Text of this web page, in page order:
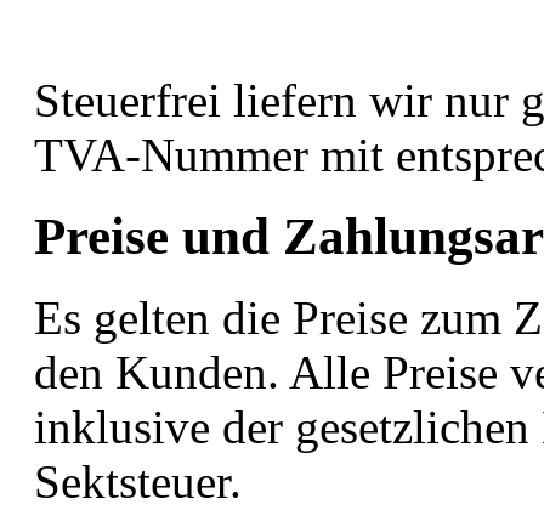
Steuerfrei liefern wir nur
TVA-Nummer mit
Preise und
Es gelten die Preise zum
den Kunden. Alle Preise
inklusive der
Sektsteuer.